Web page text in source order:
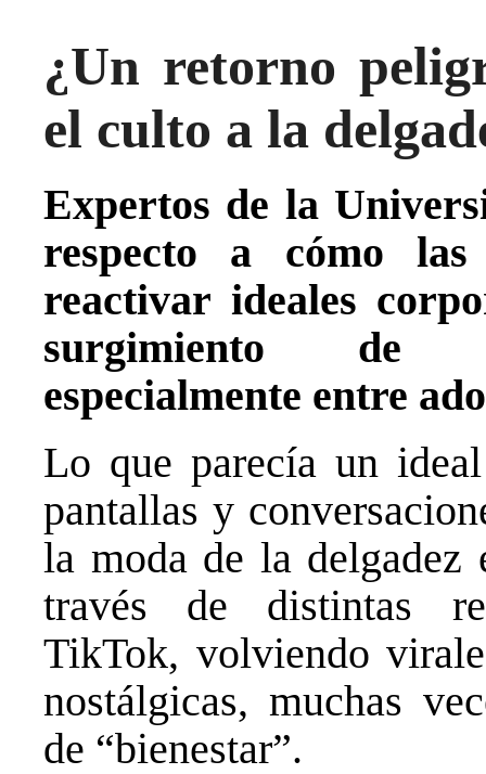
¿Un retorno
el culto a la
Expertos de la
respecto a cómo las
reactivar ideales
surgimiento de
especialmente entre
Lo que parecía un
pantallas y
la moda de la delgadez
través de distintas
TikTok, volviendo
nostálgicas, muchas
de “bienestar”.